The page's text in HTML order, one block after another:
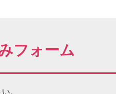
フォーム
。